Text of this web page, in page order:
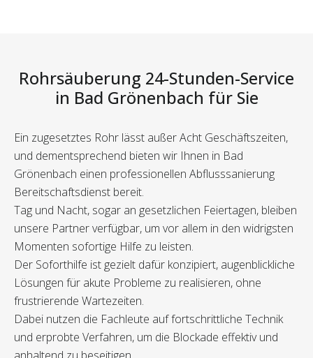
Rohrsäuberung 24-Stunden-Service
in Bad Grönenbach für Sie
Ein zugesetztes Rohr lässt außer Acht Geschäftszeiten,
und dementsprechend bieten wir Ihnen in Bad
Grönenbach einen professionellen Abflusssanierung
Bereitschaftsdienst bereit.
Tag und Nacht, sogar an gesetzlichen Feiertagen, bleiben
unsere Partner verfügbar, um vor allem in den widrigsten
Momenten sofortige Hilfe zu leisten.
Der Soforthilfe ist gezielt dafür konzipiert, augenblickliche
Lösungen für akute Probleme zu realisieren, ohne
frustrierende Wartezeiten.
Dabei nutzen die Fachleute auf fortschrittliche Technik
und erprobte Verfahren, um die Blockade effektiv und